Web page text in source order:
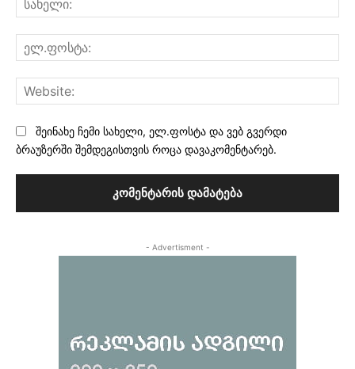
შეინახე ჩემი სახელი, ელ.ფოსტა და ვებ გვერდი
ბრაუზერში შემდეგისთვის როცა დავაკომენტარებ.
- Advertisment -